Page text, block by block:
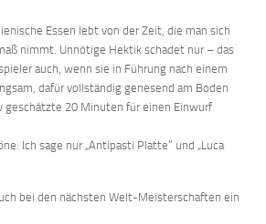
Essen lebt von der Zeit, die man sich
nimmt. Unnötige Hektik schadet nur – das
auch, wenn sie in Führung nach einem
dafür vollständig genesend am Boden
geschätzte 20 Minuten für einen Einwurf
Ich sage nur „Antipasti Platte“ und „Luca
bei den nächsten Welt-Meisterschaften ein